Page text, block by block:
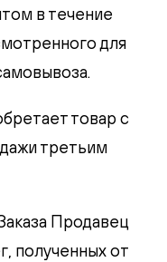
в течение
для
товар с
третьим
Продавец
полученных от